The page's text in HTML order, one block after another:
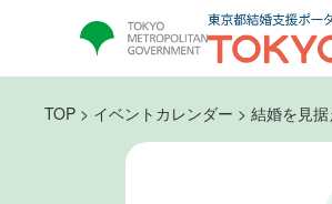
TOP > イベントカレンダー > 結婚を見